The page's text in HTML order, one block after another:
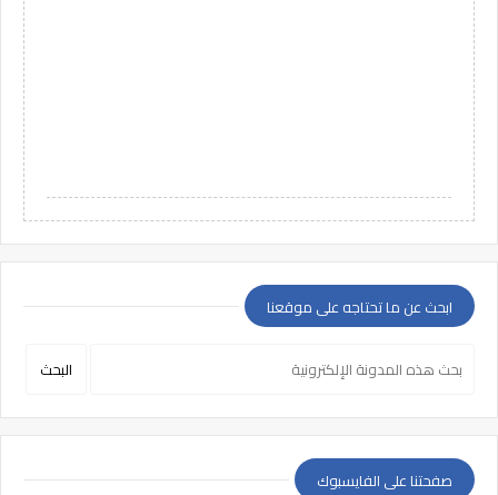
ابحث عن ما تحتاجه على موقعنا
صفحتنا على الفايسبوك